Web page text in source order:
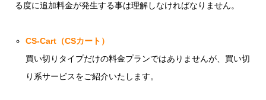
る度に追加料金が発生する事は理解しなければなりません。
CS-Cart（CSカート）
買い切りタイプだけの料金プランではありませんが、買い切
り系サービスをご紹介いたします。